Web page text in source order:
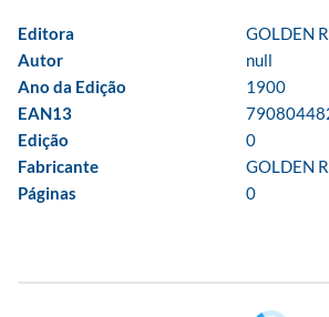
Editora
GOLDEN
Autor
null
Ano da Edição
1900
EAN13
Edição
0
Fabricante
GOLDEN
Páginas
0